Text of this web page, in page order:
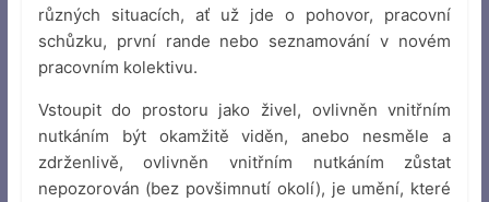
různých situacích, ať už jde o pohovor, pracovní
schůzku, první rande nebo seznamování v novém
pracovním kolektivu.
Vstoupit do prostoru jako živel, ovlivněn vnitřním
nutkáním být okamžitě viděn, anebo nesměle a
zdrženlivě, ovlivněn vnitřním nutkáním zůstat
nepozorován (bez povšimnutí okolí), je umění, které